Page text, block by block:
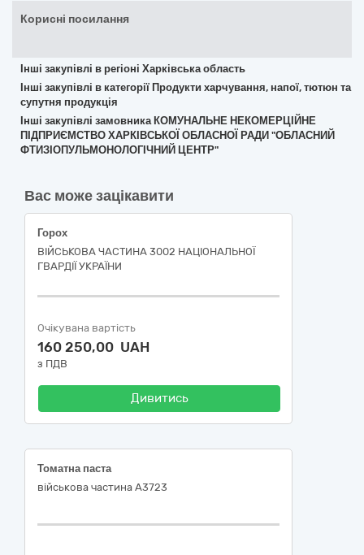
Корисні посилання
Інші закупівлі в регіоні Харківська область
Інші закупівлі в категорії Продукти харчування, напої, тютюн та
супутня продукція
Інші закупівлі замовника КОМУНАЛЬНЕ НЕКОМЕРЦІЙНЕ
ПІДПРИЄМСТВО ХАРКІВСЬКОЇ ОБЛАСНОЇ РАДИ "ОБЛАСНИЙ
ФТИЗІОПУЛЬМОНОЛОГІЧНИЙ ЦЕНТР"
Вас може зацікавити
Горох
ВІЙСЬКОВА ЧАСТИНА 3002 НАЦІОНАЛЬНОЇ
ГВАРДІЇ УКРАЇНИ
Очікувана вартість
160 250,00 UAH
з ПДВ
Дивитись
Томатна паста
військова частина А3723